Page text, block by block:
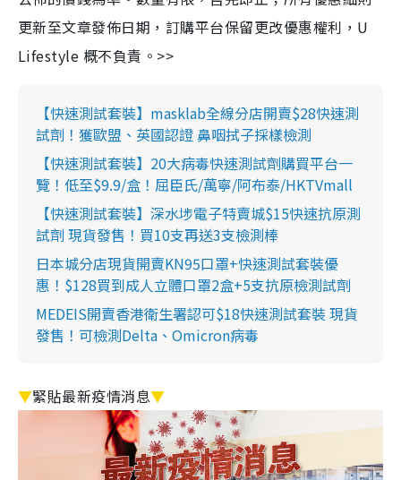
更新至文章發佈日期，訂購平台保留更改優惠權利，U
Lifestyle 概不負責。>>
【快速測試套裝】masklab全線分店開賣$28快速測
試劑！獲歐盟、英國認證 鼻咽拭子採樣檢測
【快速測試套裝】20大病毒快速測試劑購買平台一
覽！低至$9.9/盒！屈臣氏/萬寧/阿布泰/HKTVmall
【快速測試套裝】深水埗電子特賣城$15快速抗原測
試劑 現貨發售！買10支再送3支檢測棒
日本城分店現貨開賣KN95口罩+快速測試套裝優
惠！$128買到成人立體口罩2盒+5支抗原檢測試劑
MEDEIS開賣香港衛生署認可$18快速測試套裝 現貨
發售！可檢測Delta、Omicron病毒
▼緊貼最新疫情消息▼